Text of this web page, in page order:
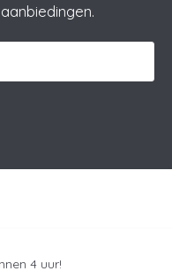
4 uur!